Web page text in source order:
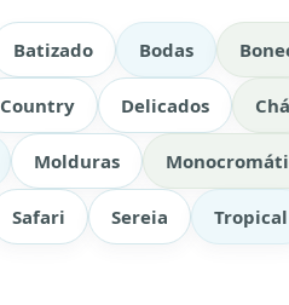
Batizado Bodas
Country Delicados Chá
Molduras
Safari Sereia Tropical